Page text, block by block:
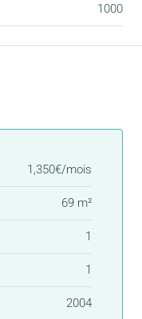
1000
1,350€/mois
69 m²
1
1
2004